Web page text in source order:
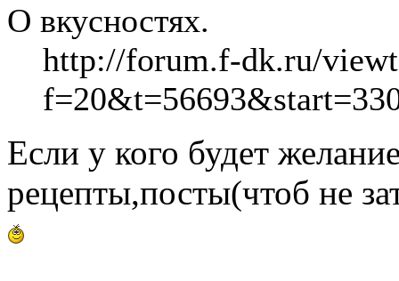
О вкусностях.
http://forum.f-dk.ru/
Если у кого будет
рецепты,посты(чтоб не